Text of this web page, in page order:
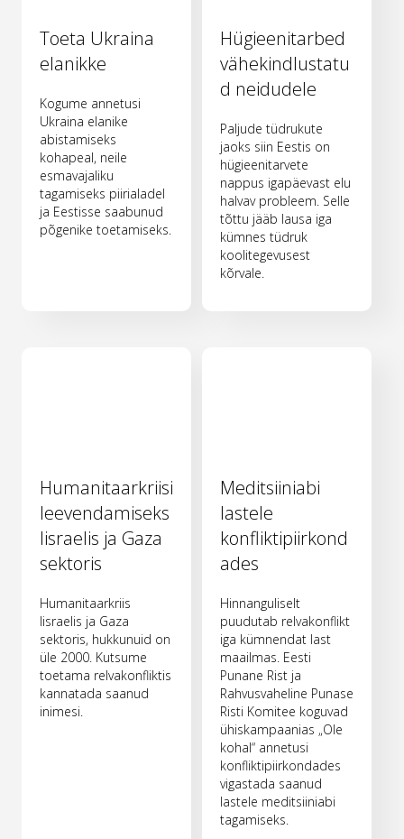
Toeta Ukraina
elanikke
Kogume annetusi
Ukraina elanike
abistamiseks
kohapeal, neile
esmavajaliku
tagamiseks piirialadel
ja Eestisse saabunud
põgenike toetamiseks.
Hügieenitarbed
vähekindlustatu
d neidudele
Paljude tüdrukute
jaoks siin Eestis on
hügieenitarvete
nappus igapäevast elu
halvav probleem. Selle
tõttu jääb lausa iga
kümnes tüdruk
koolitegevusest
kõrvale.
Humanitaarkriisi
leevendamiseks
Iisraelis ja Gaza
sektoris
Humanitaarkriis
Iisraelis ja Gaza
sektoris, hukkunuid on
üle 2000. Kutsume
toetama relvakonfliktis
kannatada saanud
inimesi.
Meditsiiniabi
lastele
konfliktipiirkond
ades
Hinnanguliselt
puudutab relvakonflikt
iga kümnendat last
maailmas. Eesti
Punane Rist ja
Rahvusvaheline Punase
Risti Komitee koguvad
ühiskampaanias „Ole
kohal“ annetusi
konfliktipiirkondades
vigastada saanud
lastele meditsiiniabi
tagamiseks.